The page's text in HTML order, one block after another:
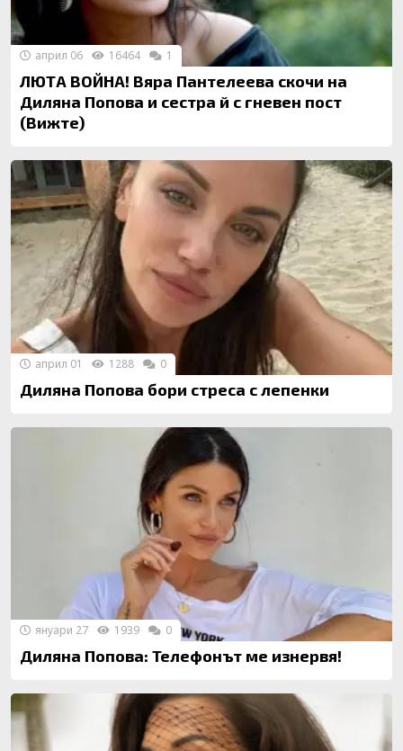
ЛЮТА ВОЙНА! Вяра Пантелеева скочи на
Диляна Попова и сестра й с гневен пост
(Вижте)
април 06 16464 1
Диляна Попова бори стреса с лепенки
април 01 1288 0
Диляна Попова: Телефонът ме изнервя!
януари 27 1939 0